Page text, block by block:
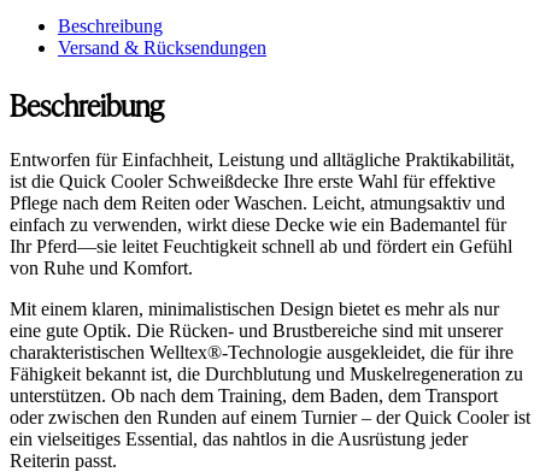
Beschreibung
Versand & Rücksendungen
Beschreibung
Entworfen für Einfachheit, Leistung und alltägliche Praktikabilität,
ist die Quick Cooler Schweißdecke Ihre erste Wahl für effektive
Pflege nach dem Reiten oder Waschen. Leicht, atmungsaktiv und
einfach zu verwenden, wirkt diese Decke wie ein Bademantel für
Ihr Pferd—sie leitet Feuchtigkeit schnell ab und fördert ein Gefühl
von Ruhe und Komfort.
Mit einem klaren, minimalistischen Design bietet es mehr als nur
eine gute Optik. Die Rücken- und Brustbereiche sind mit unserer
charakteristischen Welltex®-Technologie ausgekleidet, die für ihre
Fähigkeit bekannt ist, die Durchblutung und Muskelregeneration zu
unterstützen. Ob nach dem Training, dem Baden, dem Transport
oder zwischen den Runden auf einem Turnier – der Quick Cooler ist
ein vielseitiges Essential, das nahtlos in die Ausrüstung jeder
Reiterin passt.